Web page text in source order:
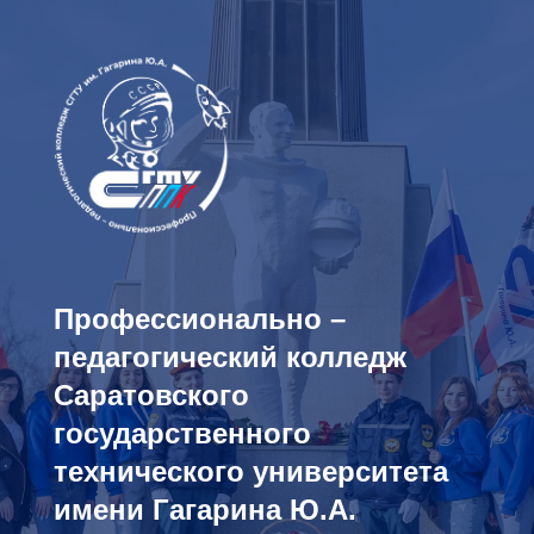
Профессионально –
педагогический колледж
Саратовского
государственного
технического университета
имени Гагарина Ю.А.